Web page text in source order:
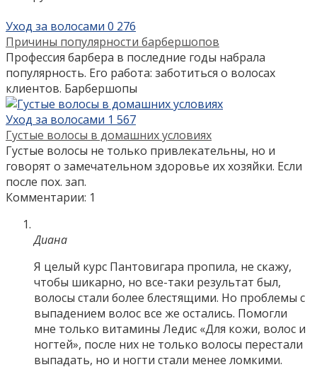
Уход за волосами 0 276
Причины популярности барбершопов
Профессия барбера в последние годы набрала
популярность. Его работа: заботиться о волосах
клиентов. Барбершопы
Уход за волосами 1 567
Густые волосы в домашних условиях
Густые волосы не только привлекательны, но и
говорят о замечательном здоровье их хозяйки. Если
после пох. зап.
Комментарии: 1
Диана
Я целый курс Пантовигара пропила, не скажу,
чтобы шикарно, но все-таки результат был,
волосы стали более блестящими. Но проблемы с
выпадением волос все же остались. Помогли
мне только витамины Ледис «Для кожи, волос и
ногтей», после них не только волосы перестали
выпадать, но и ногти стали менее ломкими.